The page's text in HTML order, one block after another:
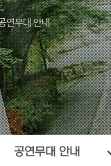
연무대 안내
공연무대 안내